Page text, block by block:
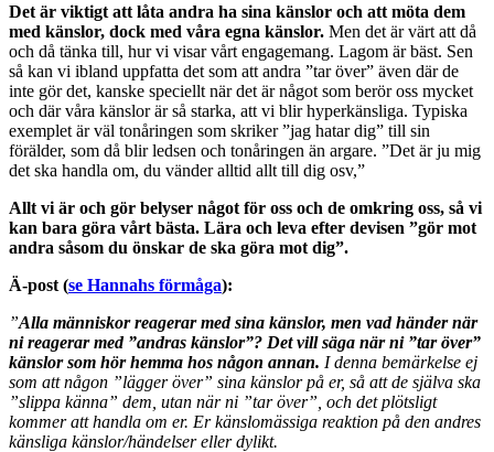
Det är viktigt att låta andra ha sina känslor och att möta dem
med känslor, dock med våra egna känslor. Men det är värt att då
och då tänka till, hur vi visar vårt engagemang. Lagom är bäst. Sen
så kan vi ibland uppfatta det som att andra ”tar över” även där de
inte gör det, kanske speciellt när det är något som berör oss mycket
och där våra känslor är så starka, att vi blir hyperkänsliga. Typiska
exemplet är väl tonåringen som skriker ”jag hatar dig” till sin
förälder, som då blir ledsen och tonåringen än argare. ”Det är ju mig
det ska handla om, du vänder alltid allt till dig osv,”
Allt vi är och gör belyser något för oss och de omkring oss, så vi
kan bara göra vårt bästa. Lära och leva efter devisen ”gör mot
andra såsom du önskar de ska göra mot dig”.
Ä-post (se Hannahs förmåga):
”Alla människor reagerar med sina känslor, men vad händer när
ni reagerar med ”andras känslor”? Det vill säga när ni ”tar över”
känslor som hör hemma hos någon annan. I denna bemärkelse ej
som att någon ”lägger över” sina känslor på er, så att de själva ska
”slippa känna” dem, utan när ni ”tar över”, och det plötsligt
kommer att handla om er. Er känslomässiga reaktion på den andres
känsliga känslor/händelser eller dylikt.